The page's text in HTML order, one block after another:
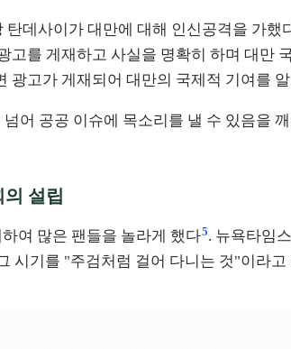
데사이가 대만에 대해 인신공격을 가했
고를 게재하고 사실을 명확히 하며 대만
광고가 게재되어 대만의 국제적 기여를
어 공공 이슈에 목소리를 낼 수 있음을
설립
여 많은 팬들을 놀라게 했다5. 뉴욕타임
시기를 "주검처럼 걸어 다니는 것"이라